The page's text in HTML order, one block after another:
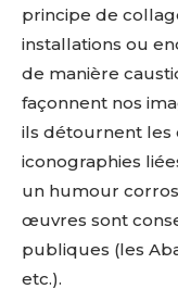
principe de
installations ou
de manière
façonnent nos
ils détournent
iconographies
un humour
œuvres sont
publiques (les
etc.).